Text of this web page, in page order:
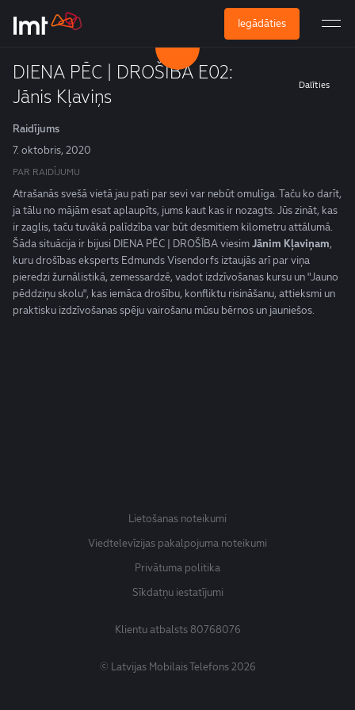
Iegādāties
DIENA PĒC | DROŠĪBA E02:
Jānis Kļaviņs
Dalīties
Raidījums
7. oktobris, 2020
PAR RAIDĪJUMU
Atrašanās svešā vietā jau pati par sevi var nebūt omulīga. Taču ko darīt,
ja tālu no mājām esat aplaupīts, jums kaut kas ir nozagts. Jūs zināt, kas
ir zaglis, taču tuvākā palīdzība var būt desmitiem kilometru attālumā.
Šāda situācija ir bijusi DIENA PĒC | DROŠĪBA viesimJānim Kļaviņam,
kuru drošības eksperts Edmunds Visendorfs iztaujās arī par viņa
pieredzi žurnālistikā, zemessardzē, vadot izdzīvošanas kursu un "Jauno
pēddziņu skolu", kas iemāca drošību, konfliktu risināšanu, attieksmi un
praktisku izdzīvošanas spēju vairošanu mūsu bērnos un jauniešos.
Lietošanas noteikumi
Viedtelevīzijas pakalpojuma noteikumi
Privātuma politika
Sīkdatņu iestatījumi
Klientu atbalsts80768076
© Latvijas Mobilais Telefons 2026